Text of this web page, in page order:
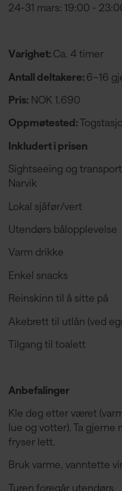
24-31 mars: 19:00 -
Varighet: Ca. 4 timer
Antall deltakere: 6–16
Pris: NOK 1.690
Oppmøtested:
Inkludert i prisen
Sightseeing og
Narvik
Lokal sjåfør/vert
Utendørs bålopplevelse
Varm drikke
Enkel snacks
Reinskinn til å sitte på
Akebrett til utlån (ved
Tilgang til toalett
Anbefalinger
Kle deg etter været
lue og votter). Ta gjerne
fryser lett.
Bruk varme, vanntette
Turen foregår utendørs.